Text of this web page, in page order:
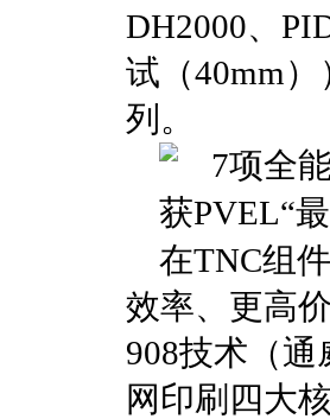
DH2000、
试（40mm
列。
在TNC组
效率、更高
908技术（通
网印刷四大